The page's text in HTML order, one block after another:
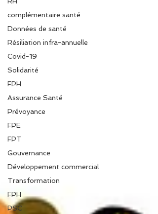
complémentaire santé
Données de santé
Résiliation infra-annuelle
Covid-19
Solidarité
FPH
Assurance Santé
Prévoyance
FPE
FPT
Gouvernance
Développement commercial
Transformation
FPH
PSC